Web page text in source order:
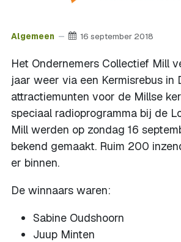
Algemeen 16 september 2018
Het Ondernemers Collectief Mill
jaar weer via een Kermisrebus in
attractiemunten voor de Millse
speciaal radioprogramma bij de
Mill werden op zondag 16
bekend gemaakt. Ruim 200
er binnen.
De winnaars waren:
Sabine Oudshoorn
Juup Minten